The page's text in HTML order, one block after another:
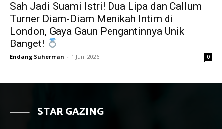
Sah Jadi Suami Istri! Dua Lipa dan Callum
Turner Diam-Diam Menikah Intim di
London, Gaya Gaun Pengantinnya Unik
Banget!
Endang Suherman - 1 Juni 2026 0
STAR GAZING